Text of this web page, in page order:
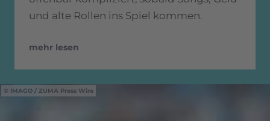
und alte Rollen ins Spiel kommen.
mehr lesen
IMAGO / ZUMA Press Wire